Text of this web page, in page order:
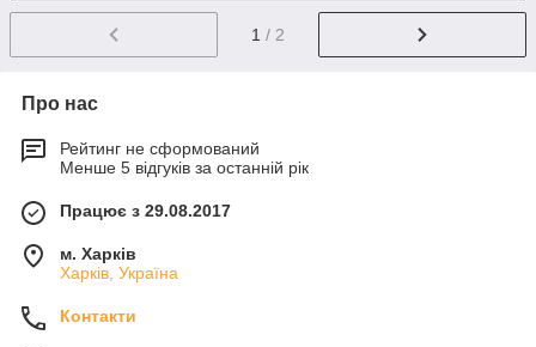
1 / 2
Про нас
Рейтинг не сформований
Менше 5 відгуків за останній рік
Працює з 29.08.2017
м. Харків
Харків, Україна
Контакти